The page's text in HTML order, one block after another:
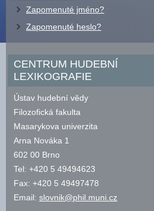
Zapomenuté jméno?
Zapomenuté heslo?
CENTRUM HUDEBNÍ
LEXIKOGRAFIE
Ústav hudební vědy
Filozofická fakulta
Masarykova univerzita
Arna Nováka 1
602 00 Brno
Tel: +420 5 49494623
Fax: +420 5 49497478
Email: slovnik@phil.muni.cz